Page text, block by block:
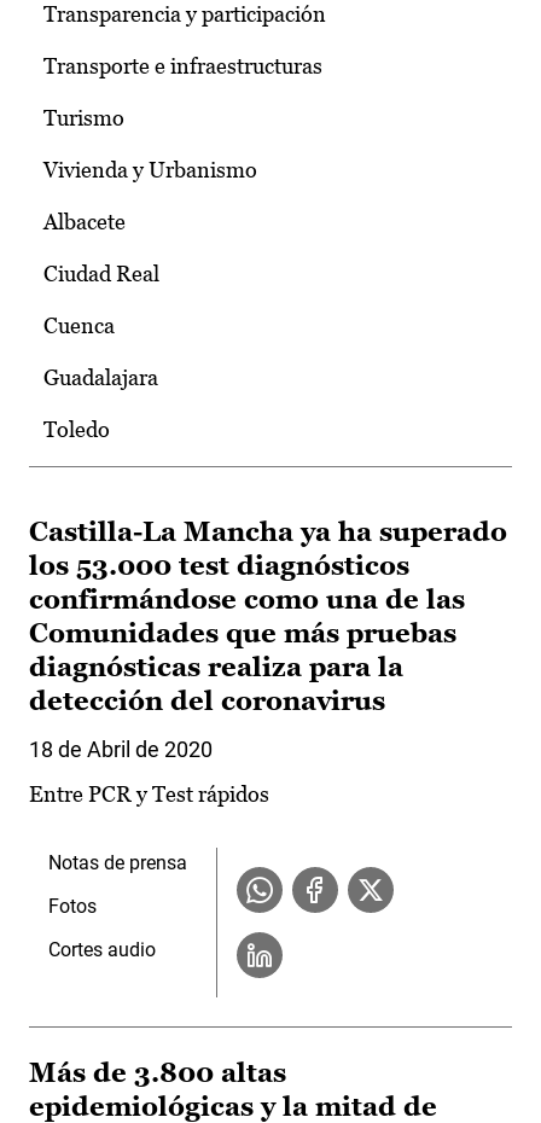
Transparencia y participación
Transporte e infraestructuras
Turismo
Vivienda y Urbanismo
Albacete
Ciudad Real
Cuenca
Guadalajara
Toledo
Castilla-La Mancha ya ha superado
los 53.000 test diagnósticos
confirmándose como una de las
Comunidades que más pruebas
diagnósticas realiza para la
detección del coronavirus
18 de Abril de 2020
Entre PCR y Test rápidos
Notas de prensa
Fotos
Cortes audio
Más de 3.800 altas
epidemiológicas y la mitad de